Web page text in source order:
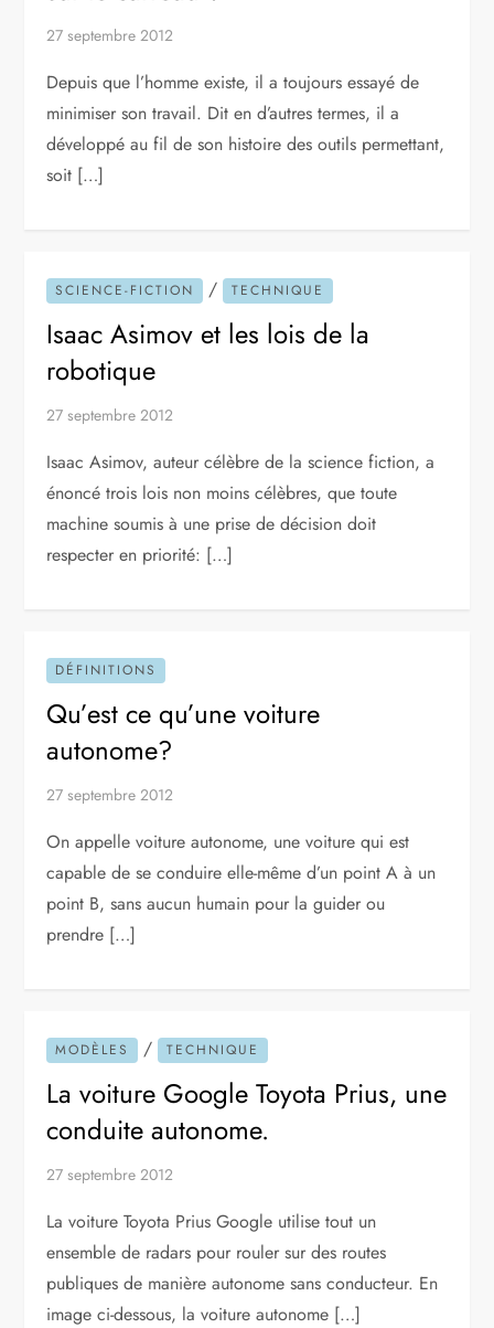
27 septembre 2012
Depuis que l’homme existe, il a toujours essayé de
minimiser son travail. Dit en d’autres termes, il a
développé au fil de son histoire des outils permettant,
soit […]
SCIENCE-FICTION / TECHNIQUE
Isaac Asimov et les lois de la
robotique
27 septembre 2012
Isaac Asimov, auteur célèbre de la science fiction, a
énoncé trois lois non moins célèbres, que toute
machine soumis à une prise de décision doit
respecter en priorité: […]
DÉFINITIONS
Qu’est ce qu’une voiture
autonome?
27 septembre 2012
On appelle voiture autonome, une voiture qui est
capable de se conduire elle-même d’un point A à un
point B, sans aucun humain pour la guider ou
prendre […]
MODÈLES / TECHNIQUE
La voiture Google Toyota Prius, une
conduite autonome.
27 septembre 2012
La voiture Toyota Prius Google utilise tout un
ensemble de radars pour rouler sur des routes
publiques de manière autonome sans conducteur. En
image ci-dessous, la voiture autonome […]